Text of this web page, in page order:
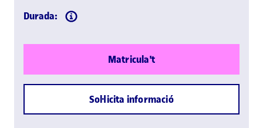
Durada:
Matricula't
Sol·licita informació